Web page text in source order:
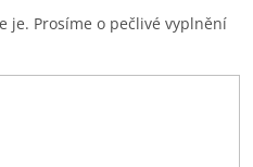
je. Prosíme o pečlivé vyplnění